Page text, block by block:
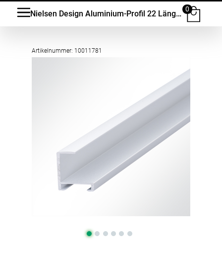
Nielsen Design Aluminium-Profil 22 Länge 3m für Akustik Paneele
0
Artikelnummer: 10011781